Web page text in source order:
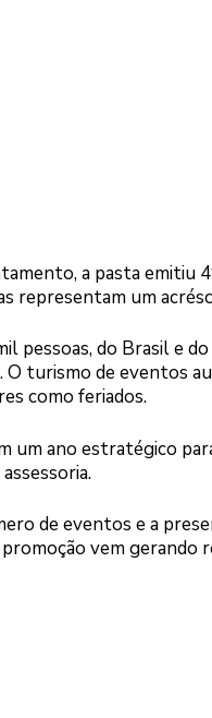
a pasta emitiu
representam um
pessoas, do Brasil e
turismo de eventos
como feriados.
um ano estratégico
de eventos e a
promoção vem